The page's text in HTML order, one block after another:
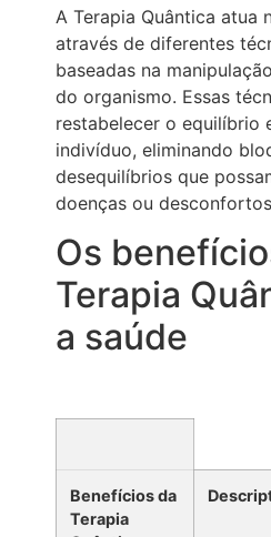
A Terapia Quântica atua
através de diferentes
baseadas na
do organismo. Essas
restabelecer o equilíbrio
indivíduo, eliminando
desequilíbrios que
doenças ou
Os
Terapia
a saúde
Benefícios da
Terapia